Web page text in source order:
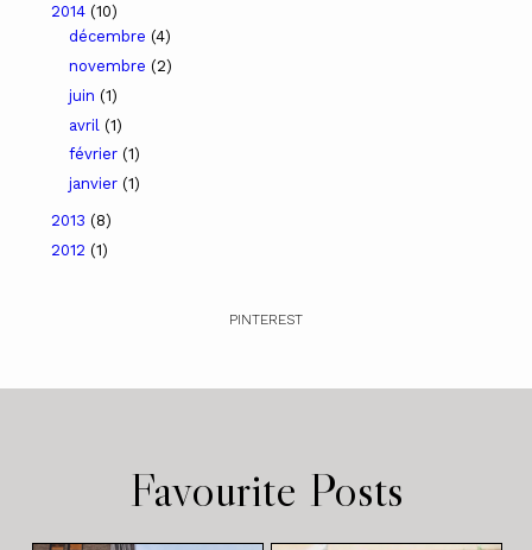
2014 (10)
décembre (4)
novembre (2)
juin (1)
avril (1)
février (1)
janvier (1)
2013 (8)
2012 (1)
PINTEREST
Favourite Posts